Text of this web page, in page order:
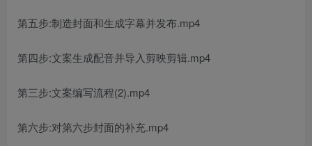
第五步:制造封面和生成字幕并发布.mp4
第四步:文案生成配音并导入剪映剪辑.mp4
第三步:文案编写流程(2).mp4
第六步:对第六步封面的补充.mp4